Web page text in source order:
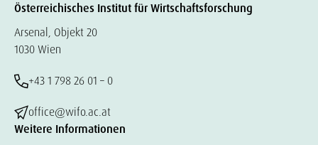
Österreichisches Institut für Wirtschaftsforschung
Arsenal, Objekt 20
1030 Wien
+43 1 798 26 01 – 0
office@wifo.ac.at
Weitere Informationen